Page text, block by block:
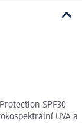
SPF30
UVA a